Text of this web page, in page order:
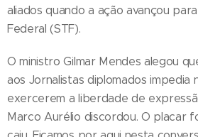
aliados quando a ação avançou
Federal (STF).
O ministro Gilmar Mendes alegou
aos Jornalistas diplomados impedia
exercerem a liberdade de
Marco Aurélio discordou. O placar